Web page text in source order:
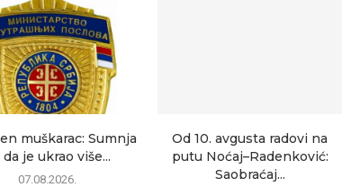
muškarac: Sumnja
da je ukrao više...
07.08.2026.
Od 10. avgusta radovi na
putu Noćaj–Radenković:
Saobraćaj...